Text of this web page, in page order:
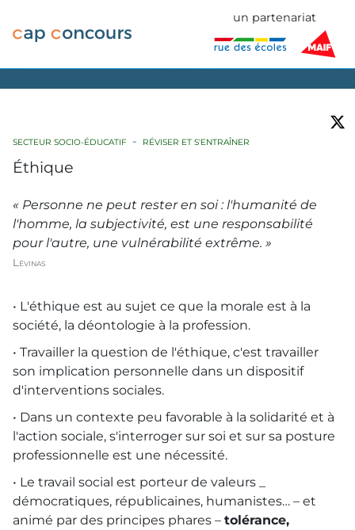
un partenariat
SECTEUR SOCIO-ÉDUCATIF RÉVISER ET S'ENTRAÎNER
Éthique
« Personne ne peut rester en soi : l'humanité de
l'homme, la subjectivité, est une responsabilité
pour l'autre, une vulnérabilité extrême. »
Lévinas
• L'éthique est au sujet ce que la morale est à la
société, la déontologie à la profession.
• Travailler la question de l'éthique, c'est travailler
son implication personnelle dans un dispositif
d'interventions sociales.
• Dans un contexte peu favorable à la solidarité et à
l'action sociale, s'interroger sur soi et sur sa posture
professionnelle est une nécessité.
• Le travail social est porteur de valeurs _
démocratiques, républicaines, humanistes… – et
animé par des principes phares – tolérance,